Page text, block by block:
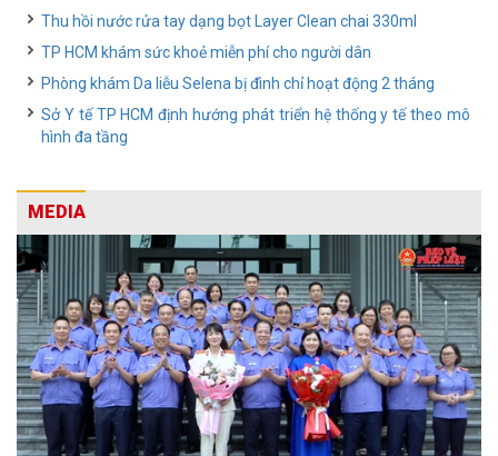
Thu hồi nước rửa tay dạng bọt Layer Clean chai 330ml
TP HCM khám sức khoẻ miễn phí cho người dân
Phòng khám Da liễu Selena bị đình chỉ hoạt động 2 tháng
Sở Y tế TP HCM định hướng phát triển hệ thống y tế theo mô
hình đa tầng
MEDIA